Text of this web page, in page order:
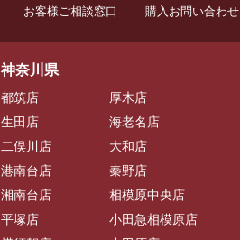
お客様ご相談窓口 購入お問い合わせ
神奈川県
都筑店
生田店
二俣川店
港南台店
湘南台店
平塚店
厚木店
海老名店
大和店
秦野店
相模原中央店
小田急相模原店